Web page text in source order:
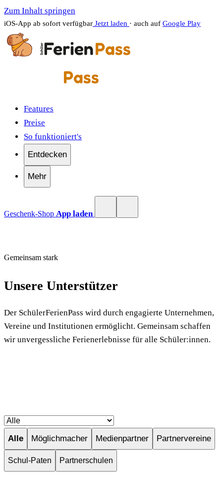
Zum Inhalt springen
iOS-App ab sofort verfügbar Jetzt laden · auch auf Google Play
Features
Preise
So funktioniert's
Entdecken
Mehr
Geschenk-Shop App laden
Gemeinsam stark
Unsere Unterstützer
Der SchülerFerienPass wird durch engagierte Unternehmen,
Vereine und Institutionen ermöglicht. Gemeinsam schaffen
wir unvergessliche Ferienerlebnisse für alle Schüler:innen.
Alle Möglichmacher Medienpartner Partnervereine
Schul-Paten Partnerschulen